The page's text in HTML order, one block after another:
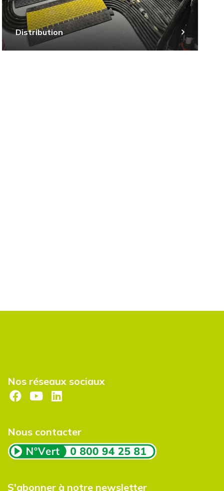
Distribution
Nos réseaux sociaux
Nous contacter
S'abonner à notre newsletter